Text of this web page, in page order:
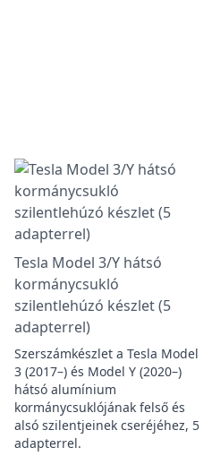
Tesla Model 3/Y hátsó
kormánycsukló
szilentlehúzó készlet (5
adapterrel)
Szerszámkészlet a Tesla Model
3 (2017–) és Model Y (2020–)
hátsó alumínium
kormánycsuklójának felső és
alsó szilentjeinek cseréjéhez, 5
adapterrel.